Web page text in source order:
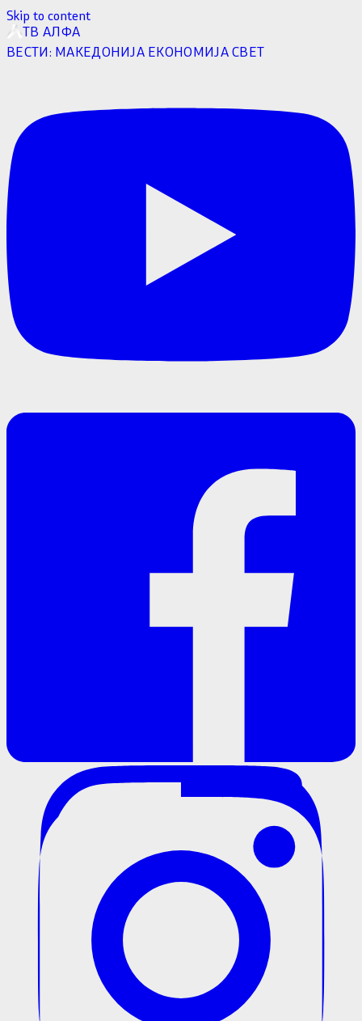
Skip to content
ТВ АЛФА
ВЕСТИ: МАКЕДОНИЈА ЕКОНОМИЈАСВЕТ